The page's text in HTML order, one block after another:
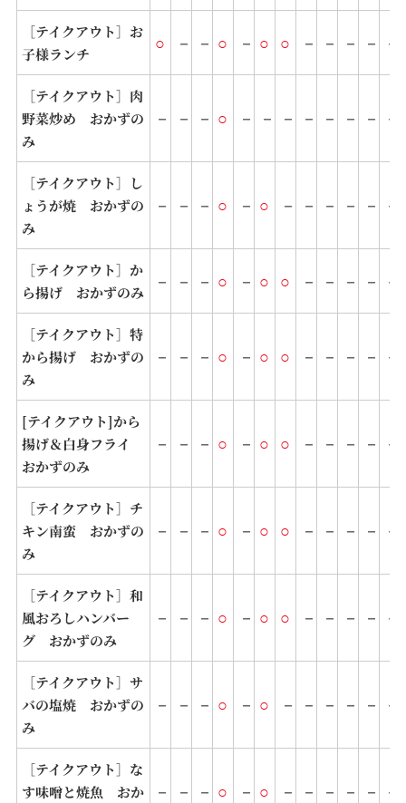
［テイクアウト］お
子様ランチ
○ － － ○ － ○ ○ － － － － －
［テイクアウト］肉
野菜炒め おかずの
み
－ － － ○ － － － － － － － －
［テイクアウト］し
ょうが焼 おかずの
み
－ － － ○ － ○ － － － － － －
［テイクアウト］か
ら揚げ おかずのみ
－ － － ○ － ○ ○ － － － － －
［テイクアウト］特
から揚げ おかずの
み
－ － － ○ － ○ ○ － － － － －
[テイクアウト]から
揚げ＆白身フライ
おかずのみ
－ － － ○ － ○ ○ － － － － －
［テイクアウト］チ
キン南蛮 おかずの
み
－ － － ○ － ○ ○ － － － － －
［テイクアウト］和
風おろしハンバー
グ おかずのみ
－ － － ○ － ○ ○ － － － － －
［テイクアウト］サ
バの塩焼 おかずの
み
－ － － ○ － ○ － － － － － －
［テイクアウト］な
す味噌と焼魚 おか
－ － － ○ － ○ － － － － － －